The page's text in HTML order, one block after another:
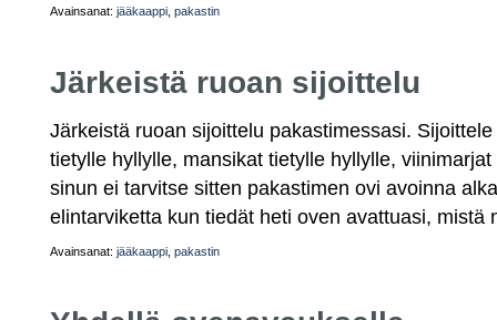
Avainsanat: jääkaappi pakastin
Järkeistä ruoan sijoittelu
Järkeistä ruoan sijoittelu pakastimessasi.
tietylle hyllylle, mansikat tietylle hyllylle,
sinun ei tarvitse sitten pakastimen ovi avoinna
elintarviketta kun tiedät heti oven avattuasi, mistä
Avainsanat: jääkaappi pakastin